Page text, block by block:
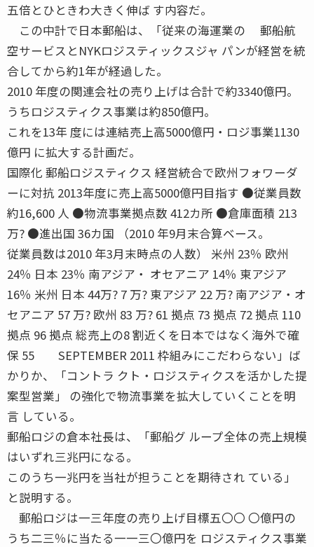
五倍とひときわ大きく伸ば す内容だ。
この中計で日本郵船は、「従来の海運業の 郵船航
空サービスとNYKロジスティックスジャ パンが経営を統
合してから約1年が経過した。
2010 年度の関連会社の売り上げは合計で約3340億円。
うちロジスティクス事業は約850億円。
これを13年 度には連結売上高5000億円・ロジ事業1130
億円 に拡大する計画だ。
国際化 郵船ロジスティクス 経営統合で欧州フォワーダ
ーに対抗 2013年度に売上高5000億円目指す ●従業員数
約16,600 人 ●物流事業拠点数 412カ所 ●倉庫面積 213
万? ●進出国 36カ国 （2010 年9月末合算ベース。
従業員数は2010 年3月末時点の人数） 米州 23％ 欧州
24％ 日本 23％ 南アジア・ オセアニア 14％ 東アジア
16％ 米州 日本 44万? 7 万? 東アジア 22 万? 南アジア・オ
セアニア 57 万? 欧州 83 万? 61 拠点 73 拠点 72 拠点 110
拠点 96 拠点 総売上の8 割近くを日本ではなく海外で確
保 55 SEPTEMBER 2011 枠組みにこだわらない」ば
かりか、「コントラ クト・ロジスティクスを活かした提
案型営業」 の強化で物流事業を拡大していくことを明
言 している。
郵船ロジの倉本社長は、「郵船グ ループ全体の売上規模
はいずれ三兆円になる。
このうち一兆円を当社が担うことを期待され ている」
と説明する。
郵船ロジは一三年度の売り上げ目標五〇〇 〇億円の
うち二三％に当たる一一三〇億円を ロジスティクス事業